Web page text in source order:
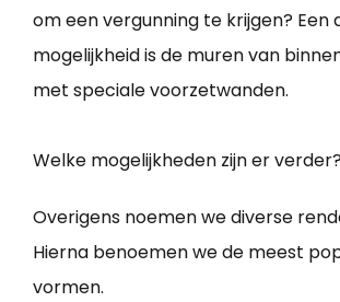
om een vergunning te krijgen? Een
mogelijkheid is de muren van
met speciale voorzetwanden.
Welke mogelijkheden zijn er verder?
Overigens noemen we diverse
Hierna benoemen we de meest
vormen.